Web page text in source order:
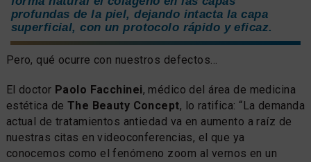
profundas de la piel, dejando intacta la capa
superficial, con un protocolo rápido y eficaz.
Pero, qué ocurre con nuestros defectos...
El doctor Paolo Facchinei, médico del área de medicina
estética de The Beauty Concept, lo ratifica: “La demanda
actual de tratamientos antiedad va en aumento a raíz de
nuestras citas en videoconferencias, el que ya
conocemos como el fenómeno zoom al vernos en un